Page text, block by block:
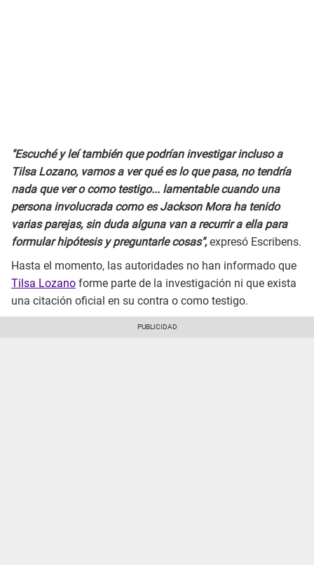
"Escuché y leí también que podrían investigar incluso a
Tilsa Lozano, vamos a ver qué es lo que pasa, no tendría
nada que ver o como testigo... lamentable cuando una
persona involucrada como es Jackson Mora ha tenido
varias parejas, sin duda alguna van a recurrir a ella para
formular hipótesis y preguntarle cosas",expresó Escribens.
Hasta el momento, las autoridades no han informado que
Tilsa Lozano forme parte de la investigación ni que exista
una citación oficial en su contra o como testigo.